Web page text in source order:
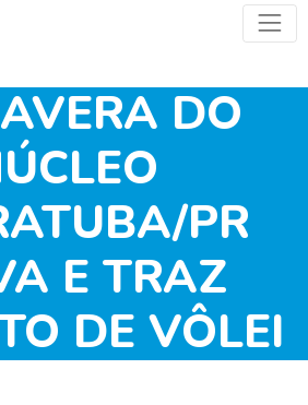
DO
PR
E TRAZ
DE VÔLEI